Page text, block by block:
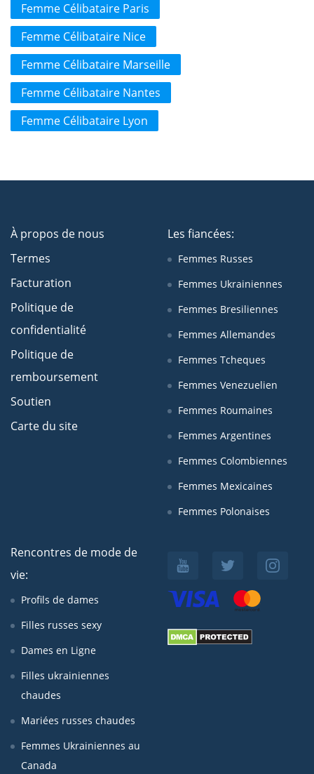
Femme Célibataire Paris
Femme Célibataire Nice
Femme Célibataire Marseille
Femme Célibataire Nantes
Femme Célibataire Lyon
À propos de nous
Termes
Facturation
Politique de
confidentialité
Politique de
remboursement
Soutien
Carte du site
Les fiancées:
Femmes Russes
Femmes Ukrainiennes
Femmes Bresiliennes
Femmes Allemandes
Femmes Tcheques
Femmes Venezuelien
Femmes Roumaines
Femmes Argentines
Femmes Colombiennes
Femmes Mexicaines
Femmes Polonaises
Rencontres de mode de
vie:
Profils de dames
Filles russes sexy
Dames en Ligne
Filles ukrainiennes
chaudes
Mariées russes chaudes
Femmes Ukrainiennes au
Canada